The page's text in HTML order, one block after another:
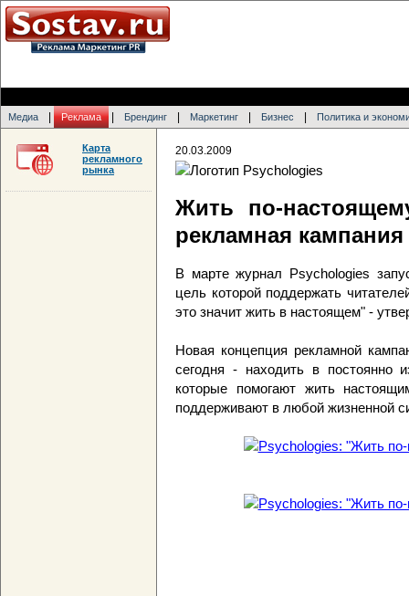
Медиа Реклама Брендинг Маркетинг Бизнес Политика и
20.03.2009
Жить по-
рекламная
В марте журнал Psychologies
цель которой поддержать
это значит жить в настоящем" -
Новая концепция рекламной
сегодня - находить в постоянно
которые помогают жить
поддерживают в любой жизненной
Карта
рекламного
рынка